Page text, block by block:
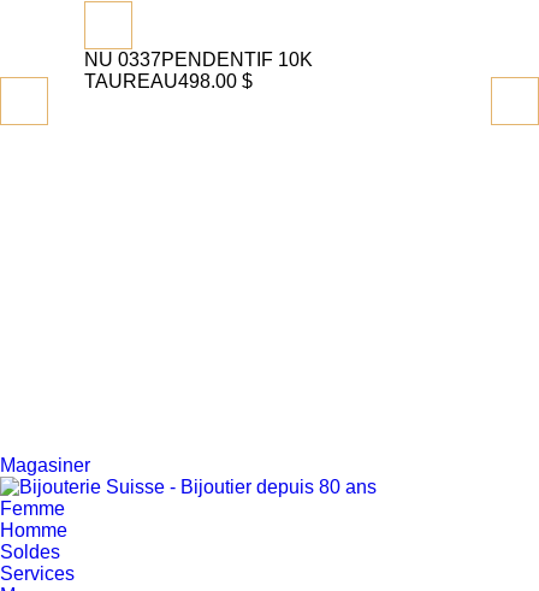
NU 0337PENDENTIF 10K
TAUREAU498.00 $
Magasiner
Femme
Homme
Soldes
Services